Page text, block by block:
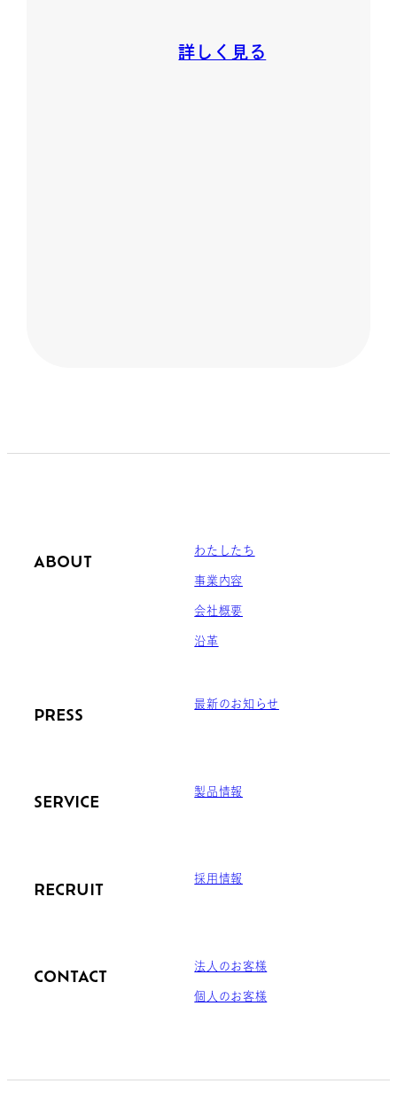
詳しく見る
ABOUT
わたしたち
事業内容
会社概要
沿革
PRESS
最新のお知らせ
SERVICE
製品情報
RECRUIT
採用情報
CONTACT
法人のお客様
個人のお客様